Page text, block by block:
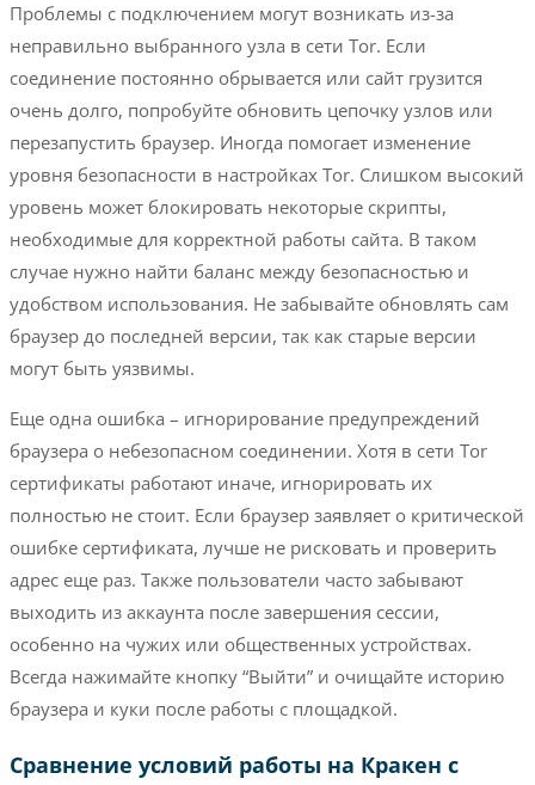
Проблемы с подключением могут возникать из-за
неправильно выбранного узла в сети Tor. Если
соединение постоянно обрывается или сайт грузится
очень долго, попробуйте обновить цепочку узлов или
перезапустить браузер. Иногда помогает изменение
уровня безопасности в настройках Tor. Слишком высокий
уровень может блокировать некоторые скрипты,
необходимые для корректной работы сайта. В таком
случае нужно найти баланс между безопасностью и
удобством использования. Не забывайте обновлять сам
браузер до последней версии, так как старые версии
могут быть уязвимы.
Еще одна ошибка – игнорирование предупреждений
браузера о небезопасном соединении. Хотя в сети Tor
сертификаты работают иначе, игнорировать их
полностью не стоит. Если браузер заявляет о критической
ошибке сертификата, лучше не рисковать и проверить
адрес еще раз. Также пользователи часто забывают
выходить из аккаунта после завершения сессии,
особенно на чужих или общественных устройствах.
Всегда нажимайте кнопку “Выйти” и очищайте историю
браузера и куки после работы с площадкой.
Сравнение условий работы на Кракен с